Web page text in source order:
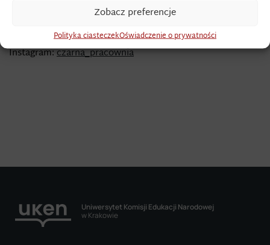
Zobacz preferencje
Polityka ciasteczekOświadczenie o prywatności
i absolwentów. Aktualnie realizuje prace w ulubionej
wolnawatroba.blogspot.com
Instagram:czarna_pracownia
Uniwersytet Komisji Edukacji Narodowej
w Krakowie